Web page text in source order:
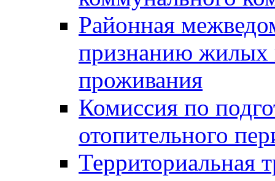
Районная
признанию жилых
проживания
Комиссия по
отопительного
Территориальная